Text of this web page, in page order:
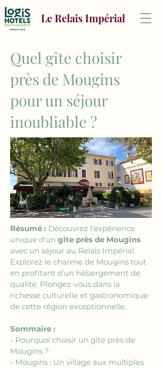
Le Relais Impérial
Quel gîte choisir
près de Mougins
pour un séjour
inoubliable ?
Résumé : Découvrez l'expérience
unique d'un gîte près de Mougins
avec un séjour au Relais Impérial.
Explorez le charme de Mougins tout
en profitant d'un hébergement de
qualité. Plongez-vous dans la
richesse culturelle et gastronomique
de cette région exceptionnelle.
Sommaire :
- Pourquoi choisir un gîte près de
Mougins ?
- Mougins : Un village aux multiples